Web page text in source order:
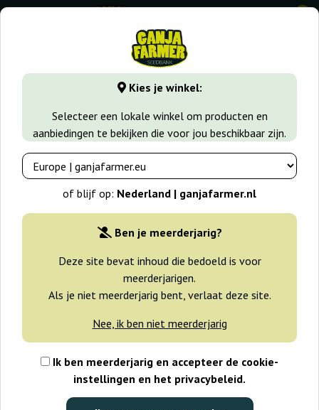
Kies je winkel:
Selecteer een lokale winkel om producten en
aanbiedingen te bekijken die voor jou beschikbaar zijn.
of blijf op: Nederland | ganjafarmer.nl
Ben je meerderjarig?
Deze site bevat inhoud die bedoeld is voor
meerderjarigen.
Als je niet meerderjarig bent, verlaat deze site.
Nee, ik ben niet meerderjarig
Ik ben meerderjarig en accepteer de cookie-
instellingen en het privacybeleid.
0
GanjaFarmer.nl Wiet soorten Haze Mango Haze